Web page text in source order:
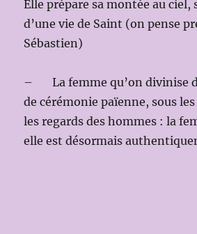
Elle prépare sa montée au ciel,
d’une vie de Saint (on pense
Sébastien)
– La femme qu’on divinise
de cérémonie païenne, sous
les regards des hommes : la
elle est désormais